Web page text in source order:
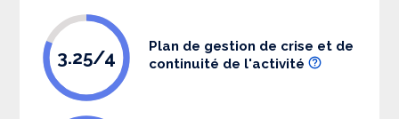
3.25/4
Plan de gestion de crise et de
continuité de l'activité